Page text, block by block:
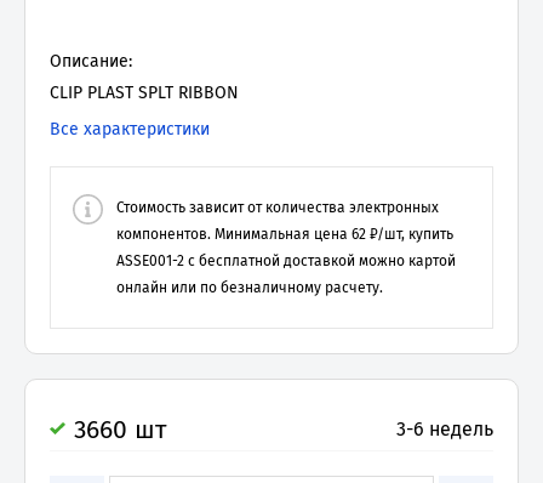
Описание:
CLIP PLAST SPLT RIBBON
Все характеристики
Стоимость зависит от количества электронных
компонентов. Минимальная цена 62 ₽/шт, купить
ASSE001-2 с бесплатной доставкой можно картой
онлайн или по безналичному расчету.
3660 шт 3-6 недель